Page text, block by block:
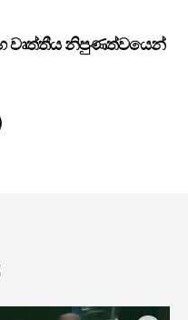
වෘත්තීය නිපුණත්වයෙන්